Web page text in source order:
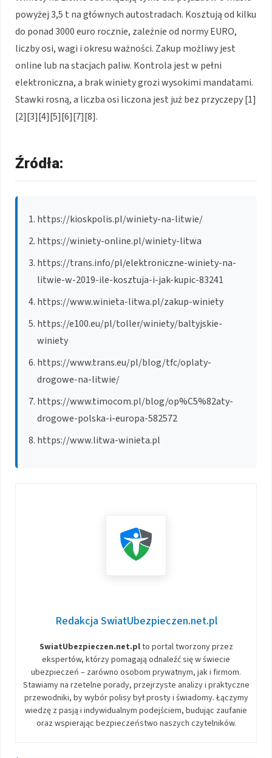
powyżej 3,5 t na głównych autostradach. Kosztują od kilku
do ponad 3000 euro rocznie, zależnie od normy EURO,
liczby osi, wagi i okresu ważności. Zakup możliwy jest
online lub na stacjach paliw. Kontrola jest w pełni
elektroniczna, a brak winiety grozi wysokimi mandatami.
Stawki rosną, a liczba osi liczona jest już bez przyczepy[1]
[2][3][4][5][6][7][8].
Źródła:
https://kioskpolis.pl/winiety-na-litwie/
https://winiety-online.pl/winiety-litwa
https://trans.info/pl/elektroniczne-winiety-na-
litwie-w-2019-ile-kosztuja-i-jak-kupic-83241
https://www.winieta-litwa.pl/zakup-winiety
https://e100.eu/pl/toller/winiety/baltyjskie-
winiety
https://www.trans.eu/pl/blog/tfc/oplaty-
drogowe-na-litwie/
https://www.timocom.pl/blog/op%C5%82aty-
drogowe-polska-i-europa-582572
https://www.litwa-winieta.pl
Redakcja SwiatUbezpieczen.net.pl
SwiatUbezpieczen.net.plto portal tworzony przez
ekspertów, którzy pomagają odnaleźć się w świecie
ubezpieczeń – zarówno osobom prywatnym, jak i firmom.
Stawiamy na rzetelne porady, przejrzyste analizy i praktyczne
przewodniki, by wybór polisy był prosty i świadomy. Łączymy
wiedzę z pasją i indywidualnym podejściem, budując zaufanie
oraz wspierając bezpieczeństwo naszych czytelników.